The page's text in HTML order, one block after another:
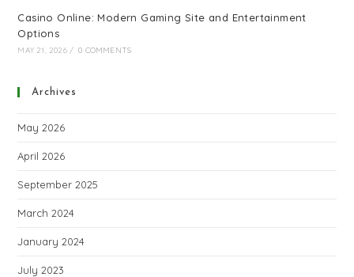
Casino Online: Modern Gaming Site and Entertainment
Options
MAY 21, 2026 / 0 COMMENTS
Archives
May 2026
April 2026
September 2025
March 2024
January 2024
July 2023